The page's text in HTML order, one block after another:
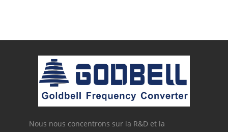
Nous nous concentrons sur la R&D et la